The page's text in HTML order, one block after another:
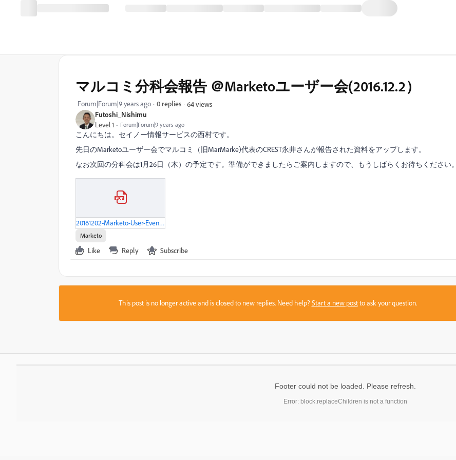
Futoshi_Nishimu
Level 1 Forum|Forum|9 years ago
マルコミ分科会報告 ＠Marketoユーザー会(2016.12.2）
Forum|Forum|9 years ago 0 replies 64 views
こんにちは。セイノー情報サービスの西村です。
先日のMarketoユーザー会でマルコミ（旧MarMarke)代表のCREST永井さんが報告された資料をアップします。
なお次回の分科会は1月26日（木）の予定です。準備ができましたらご案内しますので、もうしばらくお待ちください。
20161202-Marketo-User-Event.pdf
Marketo
Like Reply Subscribe
This post is no longer active and is closed to new replies. Need help?Start a new postto ask your question.
Footer could not be loaded. Please refresh.
Error: block.replaceChildren is not a function